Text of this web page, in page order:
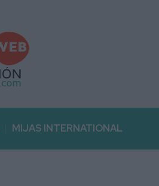
MIJAS INTERNATIONAL